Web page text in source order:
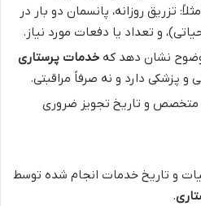
تزریق روزانه، پانسمان دو بار در
و تعداد یا دفعات مورد نیاز.
وضوح نشان دهد که خدمات پرستاری
و پزشکی دارد و نه صرفاً مراقبتی.
و تاریخ تجویز ضروری
و تاریخ خدمات انجام شده توسط
.